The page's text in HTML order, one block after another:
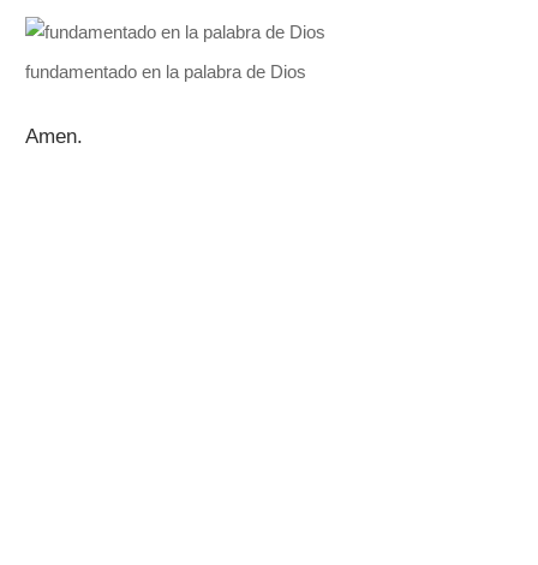
fundamentado en la palabra de Dios
Amen.